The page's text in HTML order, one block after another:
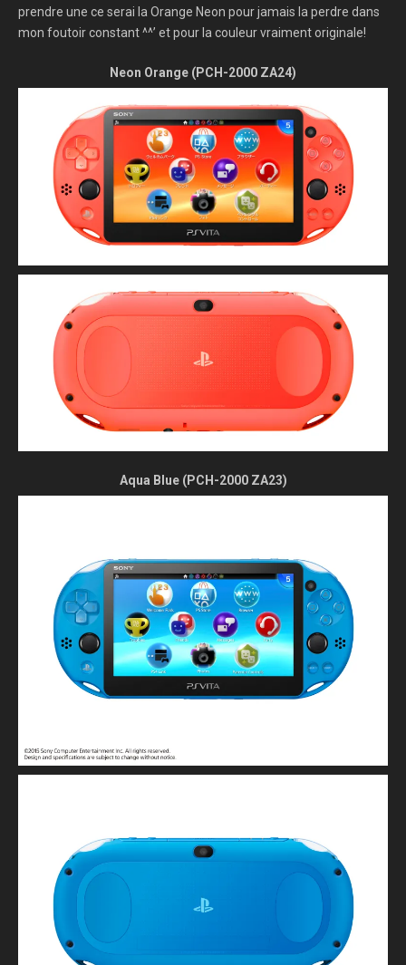
prendre une ce serai la Orange Neon pour jamais la perdre dans
mon foutoir constant ^^’ et pour la couleur vraiment originale!
Neon Orange (PCH-2000 ZA24)
Aqua Blue (PCH-2000 ZA23)